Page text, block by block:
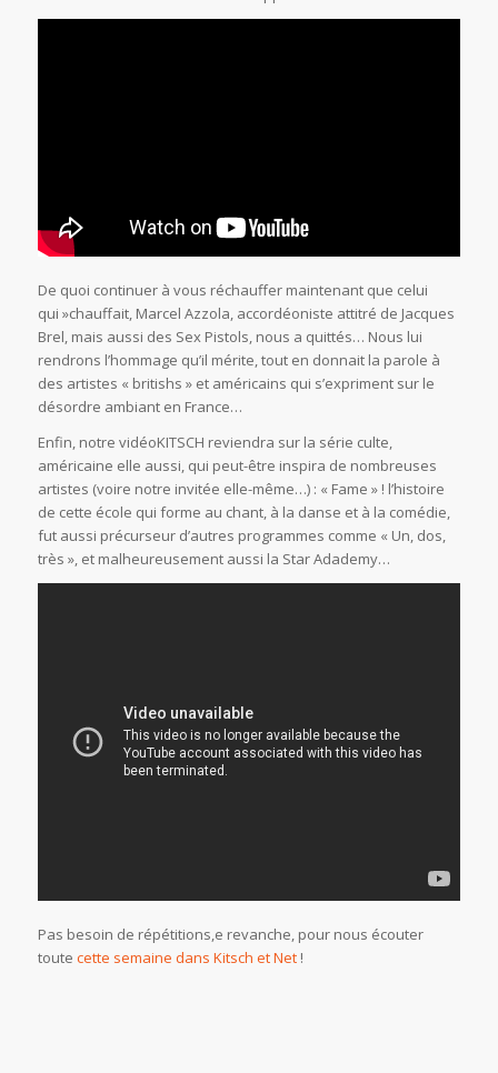
De quoi continuer à vous réchauffer maintenant que celui
qui »chauffait, Marcel Azzola, accordéoniste attitré de Jacques
Brel, mais aussi des Sex Pistols, nous a quittés… Nous lui
rendrons l’hommage qu’il mérite, tout en donnait la parole à
des artistes « britishs » et américains qui s’expriment sur le
désordre ambiant en France…
Enfin, notre vidéoKITSCH reviendra sur la série culte,
américaine elle aussi, qui peut-être inspira de nombreuses
artistes (voire notre invitée elle-même…) : « Fame » ! l’histoire
de cette école qui forme au chant, à la danse et à la comédie,
fut aussi précurseur d’autres programmes comme « Un, dos,
très », et malheureusement aussi la Star Adademy…
Pas besoin de répétitions,e revanche, pour nous écouter
toute cette semaine dans Kitsch et Net!